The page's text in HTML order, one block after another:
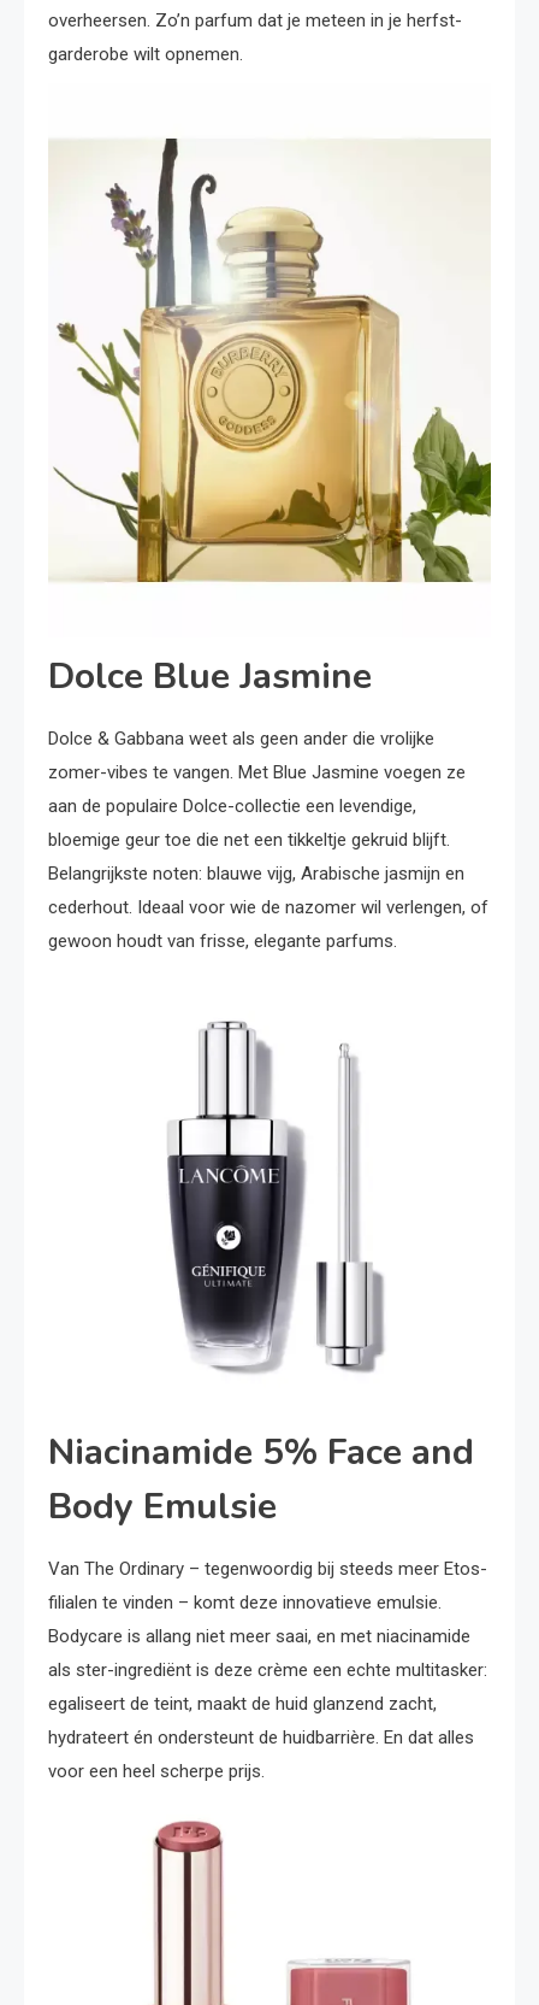
overheersen. Zo’n parfum dat je meteen in je herfst-
garderobe wilt opnemen.
Dolce Blue Jasmine
Dolce & Gabbana weet als geen ander die vrolijke
zomer-vibes te vangen. Met Blue Jasmine voegen ze
aan de populaire Dolce-collectie een levendige,
bloemige geur toe die net een tikkeltje gekruid blijft.
Belangrijkste noten: blauwe vijg, Arabische jasmijn en
cederhout. Ideaal voor wie de nazomer wil verlengen, of
gewoon houdt van frisse, elegante parfums.
Niacinamide 5% Face and
Body Emulsie
Van The Ordinary – tegenwoordig bij steeds meer Etos-
filialen te vinden – komt deze innovatieve emulsie.
Bodycare is allang niet meer saai, en met niacinamide
als ster-ingrediënt is deze crème een echte multitasker:
egaliseert de teint, maakt de huid glanzend zacht,
hydrateert én ondersteunt de huidbarrière. En dat alles
voor een heel scherpe prijs.